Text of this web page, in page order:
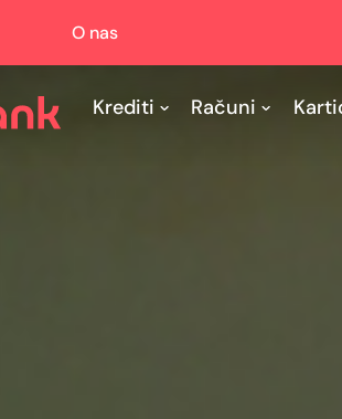
O nas
Krediti Računi